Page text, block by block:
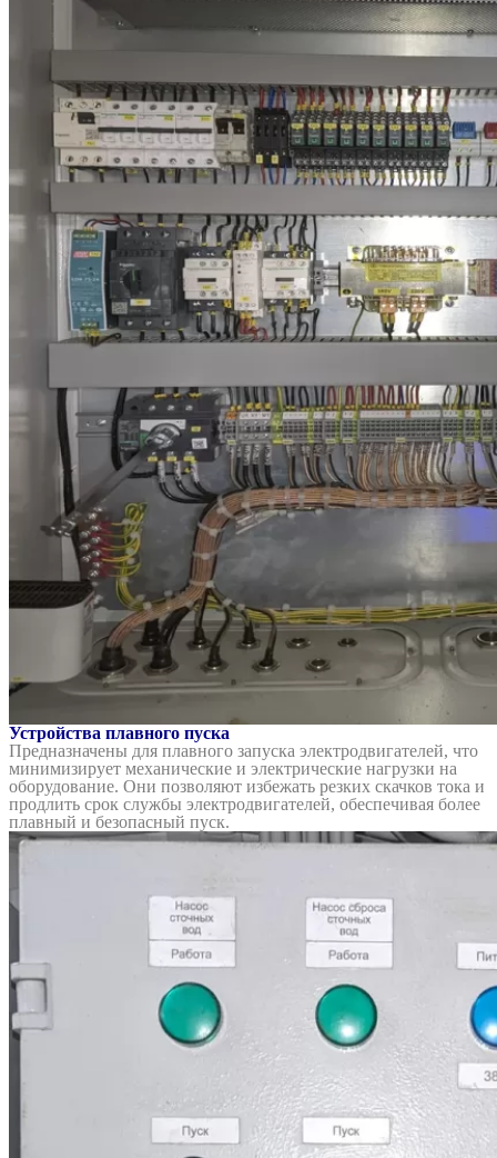
Устройства плавного пуска
Предназначены для плавного запуска электродвигателей, что
минимизирует механические и электрические нагрузки на
оборудование. Они позволяют избежать резких скачков тока и
продлить срок службы электродвигателей, обеспечивая более
плавный и безопасный пуск.